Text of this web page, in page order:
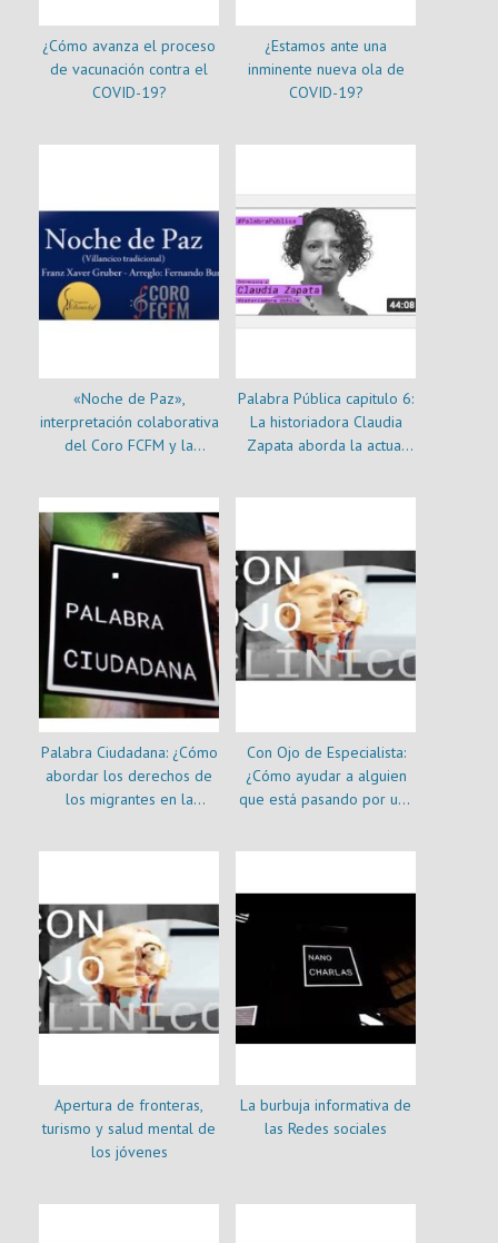
¿Cómo avanza el proceso
de vacunación contra el
COVID-19?
¿Estamos ante una
inminente nueva ola de
COVID-19?
«Noche de Paz»,
interpretación colaborativa
del Coro FCFM y la
Palabra Pública capitulo 6:
La historiadora Claudia
Zapata aborda la actual
Palabra Ciudadana: ¿Cómo
abordar los derechos de
los migrantes en la
Con Ojo de Especialista:
¿Cómo ayudar a alguien
que está pasando por una
Apertura de fronteras,
turismo y salud mental de
los jóvenes
La burbuja informativa de
las Redes sociales